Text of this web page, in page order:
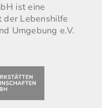
ist eine
der Lebenshilfe
Umgebung e.V.